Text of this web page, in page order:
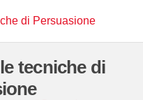
di Persuasione
tecniche di